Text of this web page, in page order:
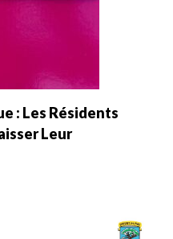
: Les Résidents
Leur